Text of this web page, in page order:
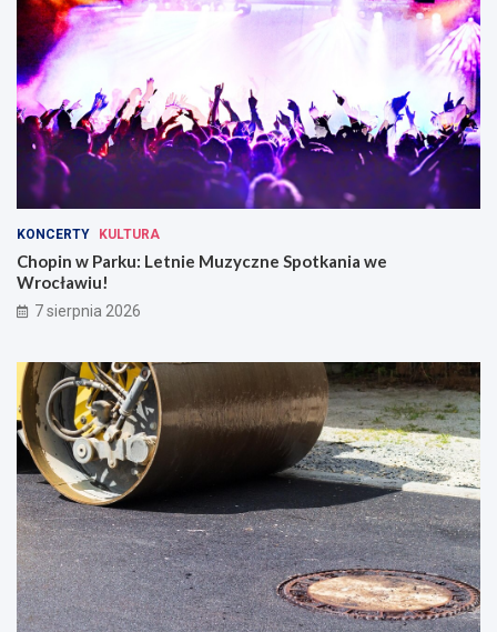
KONCERTY KULTURA
Chopin w Parku: Letnie Muzyczne Spotkania we
Wrocławiu!
7 sierpnia 2026